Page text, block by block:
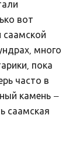
вот
саамской
много
пока
часто в
камень –
саамская